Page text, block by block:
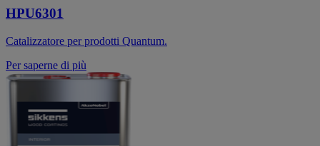
HPU6301
Catalizzatore per prodotti Quantum.
Per saperne di più